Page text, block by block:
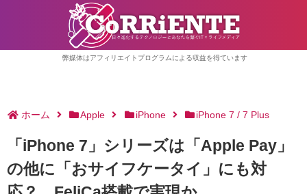
弊媒体はアフィリエイトプログラムによる収益を得ています
ホーム Apple iPhone iPhone 7 / 7 Plus
「iPhone 7」シリーズは「Apple Pay」
の他に「おサイフケータイ」にも対